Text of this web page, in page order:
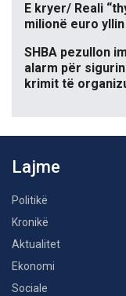
E kryer/ Reali
milionë euro
SHBA pezullon
alarm për
krimit të
Lajme
Politikë
Kronikë
Aktualitet
Ekonomi
Sociale